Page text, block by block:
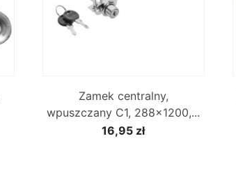
Zamek centralny,
wpuszczany C1, 288×1200,...
16,95 zł